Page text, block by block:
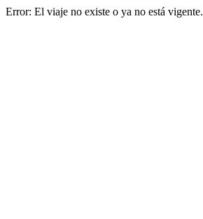
Error: El viaje no existe o ya no está vigente.